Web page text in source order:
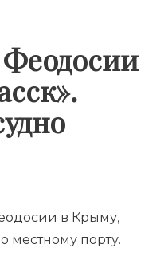
в Крыму,
местному порту.